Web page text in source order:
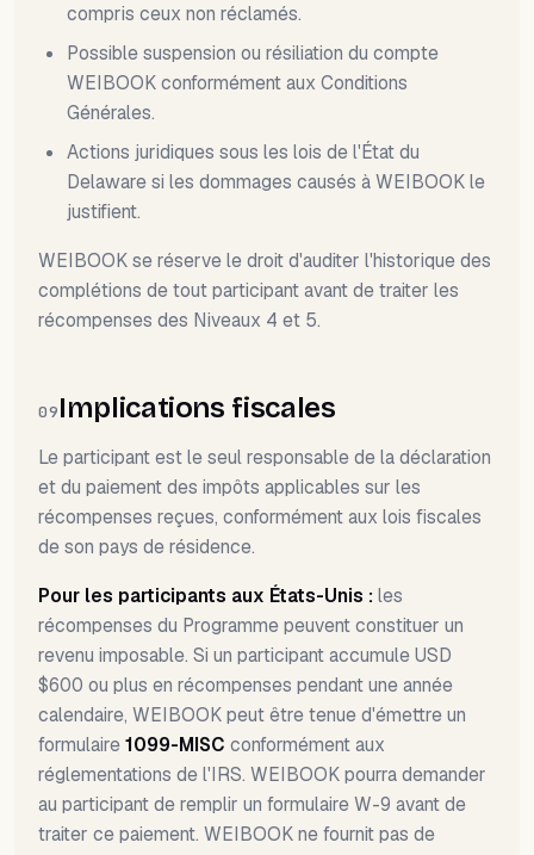
compris ceux non réclamés.
Possible suspension ou résiliation du compte
WEIBOOK conformément aux Conditions
Générales.
Actions juridiques sous les lois de l'État du
Delaware si les dommages causés à WEIBOOK le
justifient.
WEIBOOK se réserve le droit d'auditer l'historique des
complétions de tout participant avant de traiter les
récompenses des Niveaux 4 et 5.
09Implications fiscales
Le participant est le seul responsable de la déclaration
et du paiement des impôts applicables sur les
récompenses reçues, conformément aux lois fiscales
de son pays de résidence.
Pour les participants aux États-Unis : les
récompenses du Programme peuvent constituer un
revenu imposable. Si un participant accumule USD
$600 ou plus en récompenses pendant une année
calendaire, WEIBOOK peut être tenue d'émettre un
formulaire1099-MISC conformément aux
réglementations de l'IRS. WEIBOOK pourra demander
au participant de remplir un formulaire W-9 avant de
traiter ce paiement. WEIBOOK ne fournit pas de